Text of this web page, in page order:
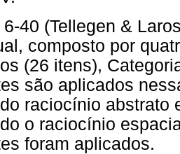
6-40 (Tellegen &
composto por
(26 itens),
são aplicados
raciocínio abstrato
o raciocínio
foram aplicados.